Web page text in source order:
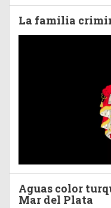
La familia
Aguas color
Mar del Plata